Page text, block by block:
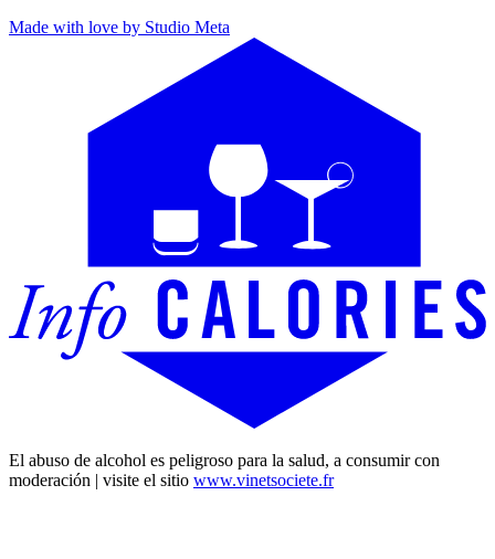
Made with love by Studio Meta
El abuso de alcohol es peligroso para la salud, a consumir con
moderación | visite el sitio www.vinetsociete.fr